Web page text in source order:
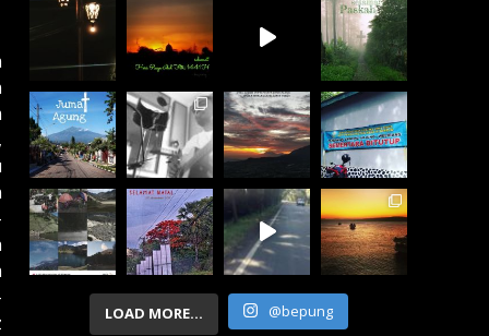
LOAD MORE... @bepung